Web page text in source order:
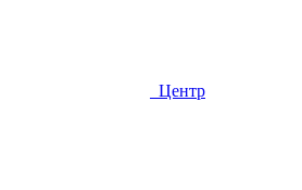
Центр